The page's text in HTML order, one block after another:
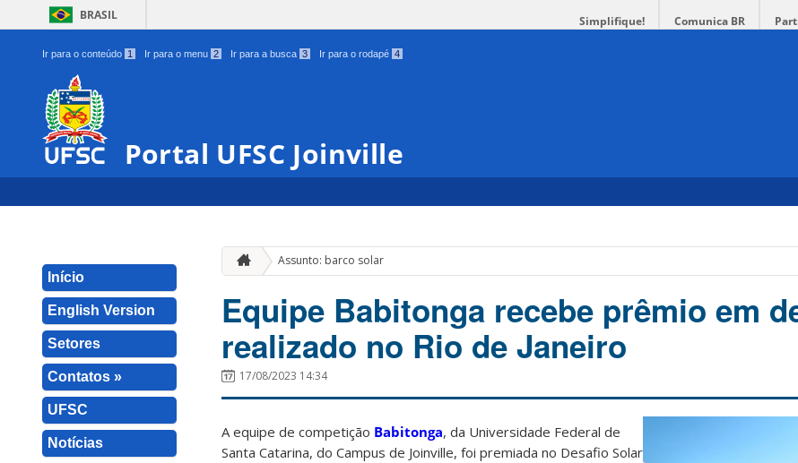
BRASIL Simplifique! Comunica BR
Ir para o conteúdo 1 Ir para o menu 2 Ir para a busca 3 Ir para o rodapé 4
Portal UFSC Joinville
Início
English Version
Setores
Contatos »
UFSC
Notícias
Assunto: barco solar
Equipe Babitonga recebe prêmio em
realizado no Rio de Janeiro
17/08/2023 14:34
A equipe de competição Babitonga, da Universidade Federal de
Santa Catarina, do Campus de Joinville, foi premiada no Desafio Solar